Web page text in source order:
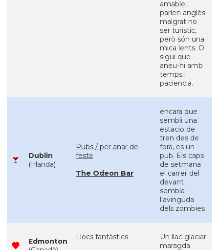
amable,
parlen anglès
malgrat no
ser turistic,
però són una
mica lents. O
sigui que
aneu-hi amb
temps i
paciencia.
Dublin
(Irlanda)
Pubs / per anar de
festa
The Odeon Bar
encara que
sembli una
estacio de
tren des de
fora, es un
pub. Els caps
de setmana
el carrer del
devant
sembla
l'avinguda
dels zombies
Edmonton
Llocs fantàstics
Un llac glaciar
maragda